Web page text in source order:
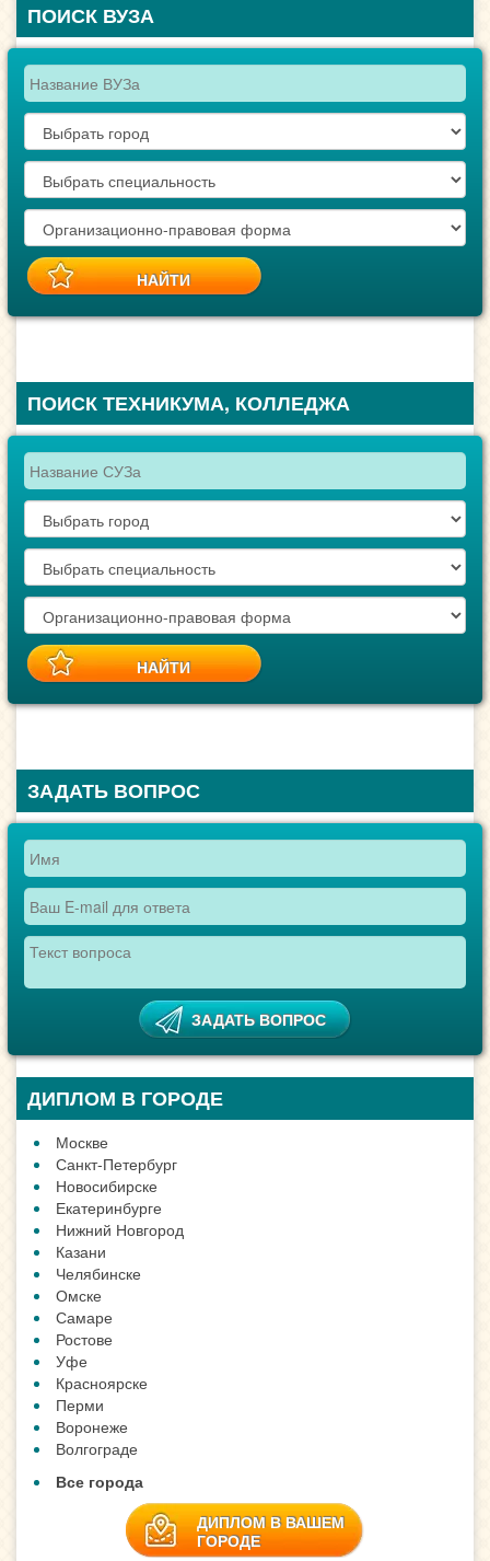
ПОИСК ВУЗА
ПОИСК ТЕХНИКУМА, КОЛЛЕДЖА
ЗАДАТЬ ВОПРОС
ДИПЛОМ В ГОРОДЕ
Москве
Санкт-Петербург
Новосибирске
Екатеринбурге
Нижний Новгород
Казани
Челябинске
Омске
Самаре
Ростове
Уфе
Красноярске
Перми
Воронеже
Волгограде
Все города
ДИПЛОМ В ВАШЕМ
ГОРОДЕ